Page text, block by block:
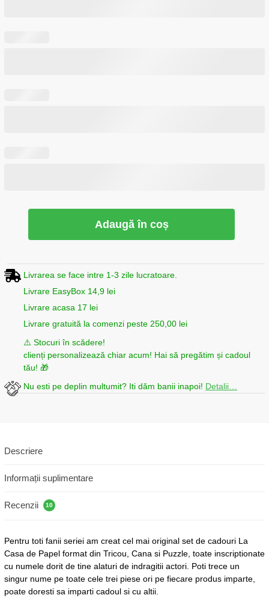
Adaugă în coș
Livrarea se face intre 1-3 zile lucratoare.
Livrare EasyBox 14,9 lei
Livrare acasa 17 lei
Livrare gratuită la comenzi peste 250,00 lei
⚠️ Stocuri în scădere!
clienți personalizează chiar acum! Hai să pregătim și cadoul
tău! 🎁
Nu esti pe deplin multumit? Iti dăm banii inapoi! Detalii…
Descriere
Informații suplimentare
Recenzii 10
Pentru toti fanii seriei am creat cel mai original set de cadouri La
Casa de Papel format din Tricou, Cana si Puzzle, toate inscriptionate
cu numele dorit de tine alaturi de indragitii actori. Poti trece un
singur nume pe toate cele trei piese ori pe fiecare produs imparte,
poate doresti sa imparti cadoul si cu altii.